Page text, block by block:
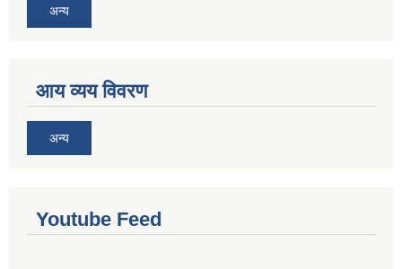
अन्य
आय व्यय विवरण
अन्य
Youtube Feed